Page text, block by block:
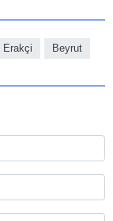
Erakçi Beyrut